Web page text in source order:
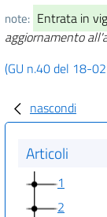
note: Entrata in
aggiornamento
(GU n.40 del 18-
nascondi
Articoli
1
2